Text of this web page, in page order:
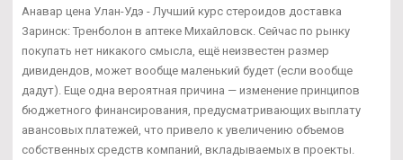
Анавар цена Улан-Удэ - Лучший курс стероидов доставка
Заринск: Тренболон в аптеке Михайловск. Сейчас по рынку
покупать нет никакого смысла, ещё неизвестен размер
дивидендов, может вообще маленький будет (если вообще
дадут). Еще одна вероятная причина — изменение принципов
бюджетного финансирования, предусматривающих выплату
авансовых платежей, что привело к увеличению объемов
собственных средств компаний, вкладываемых в проекты.